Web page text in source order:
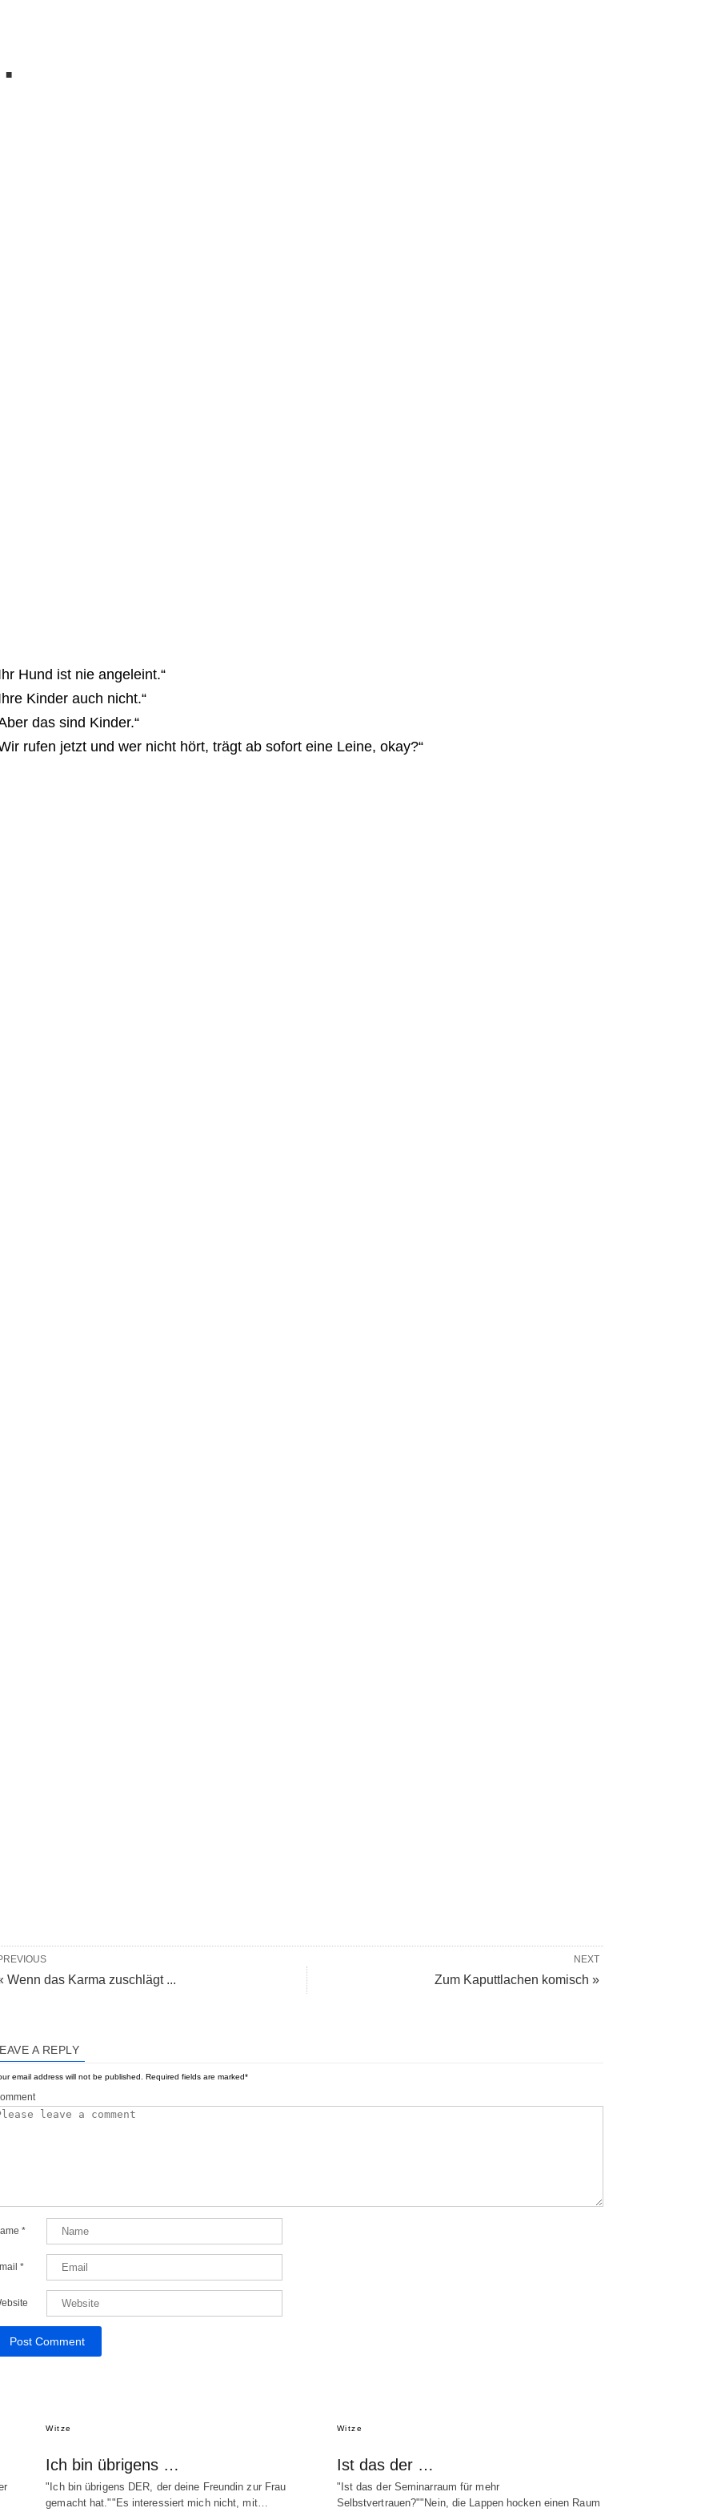
Hund ist nie angeleint.“
Kinder auch nicht.“
das sind Kinder.“
rufen jetzt und wer nicht hört, trägt ab sofort eine Leine, okay?“
NEXT
Zum Kaputtlachen komisch »
Wenn das Karma zuschlägt ...
A REPLY
email address will not be published. Required fields are marked*
*
*
Witze
Ich bin übrigens …
"Ich bin übrigens DER, der deine Freundin zur Frau
gemacht hat.""Es interessiert mich nicht, mit…
Witze
Ist das der …
"Ist das der Seminarraum für mehr
Selbstvertrauen?""Nein, die Lappen hocken einen Raum